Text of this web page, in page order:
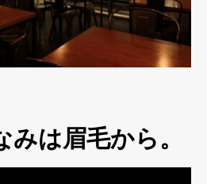
は眉毛から。